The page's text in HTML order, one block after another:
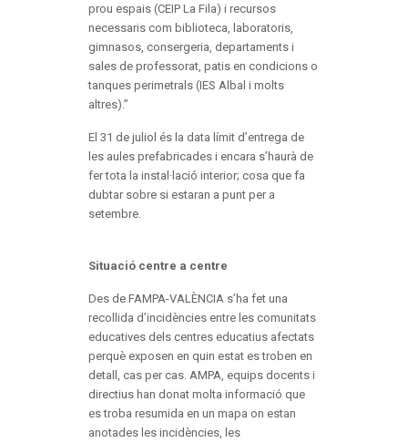
prou espais (CEIP La Fila) i recursos
necessaris com biblioteca, laboratoris,
gimnasos, consergeria, departaments i
sales de professorat, patis en condicions o
tanques perimetrals (IES Albal i molts
altres).”
El 31 de juliol és la data límit d’entrega de
les aules prefabricades i encara s’haurà de
fer tota la instal·lació interior; cosa que fa
dubtar sobre si estaran a punt per a
setembre.
Situació centre a centre
Des de FAMPA-VALÈNCIA s’ha fet una
recollida d’incidències entre les comunitats
educatives dels centres educatius afectats
perquè exposen en quin estat es troben en
detall, cas per cas. AMPA, equips docents i
directius han donat molta informació que
es troba resumida en un mapa on estan
anotades les incidències, les